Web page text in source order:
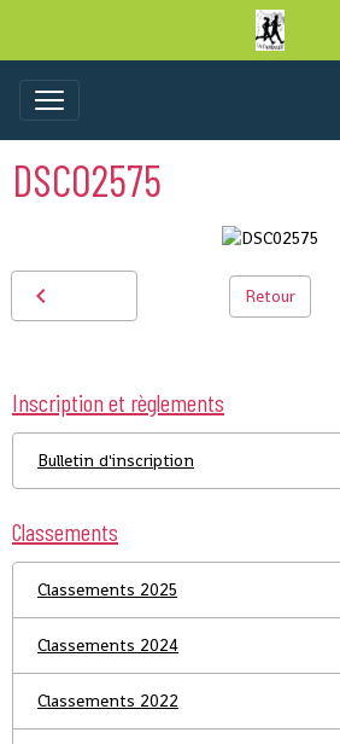
DSC02575
Retour
Inscription et règlements
Bulletin d'inscription
Classements
Classements 2025
Classements 2024
Classements 2022